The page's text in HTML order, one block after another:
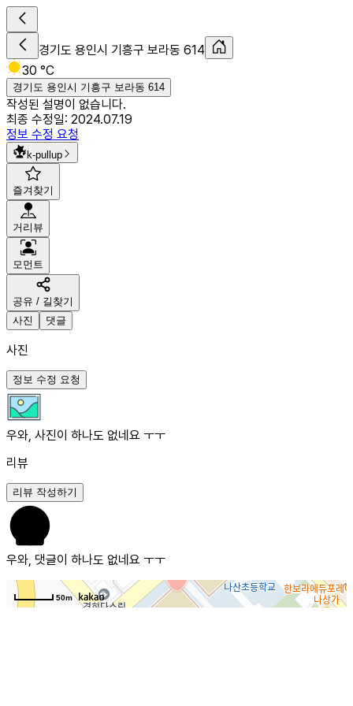
경기도 용인시 기흥구 보라동 614
30 °C
경기도 용인시 기흥구 보라동 614
작성된 설명이 없습니다.
최종 수정일: 2024.07.19
정보 수정 요청
k-pullup
즐겨찾기
거리뷰
모먼트
공유 / 길찾기
사진
댓글
사진
정보 수정 요청
우와, 사진이 하나도 없네요 ㅜㅜ
리뷰
리뷰 작성하기
우와, 댓글이 하나도 없네요 ㅜㅜ
50m